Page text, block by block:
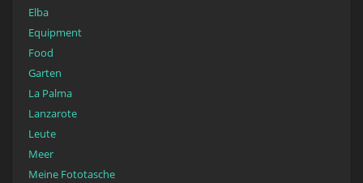
Elba
Equipment
Food
Garten
La Palma
Lanzarote
Leute
Meer
Meine Fototasche